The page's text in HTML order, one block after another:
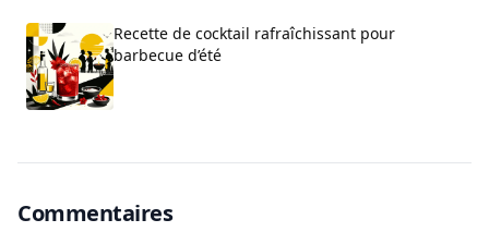
Recette de cocktail rafraîchissant pour
barbecue d’été
Commentaires